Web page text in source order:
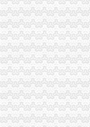
专业代账,公司注册-泰
池州财务公司|池州代
以代账公司为平台创新
新一代专业代账公司-
【事务所专业代账公司
昆山代账公司,昆山代
芜湖财务代账公司找安
沈代账会计_代办营业
【南京代账公司】-代
沈代帐公司、沈代帐会